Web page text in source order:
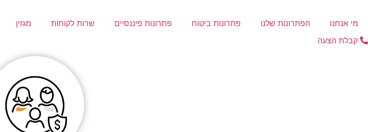
מי אנחנו הפתרונות שלנו פתרונות ביטוח פתרונות פיננסיים שרות לקוחות
מגזין
קבלת הצעה